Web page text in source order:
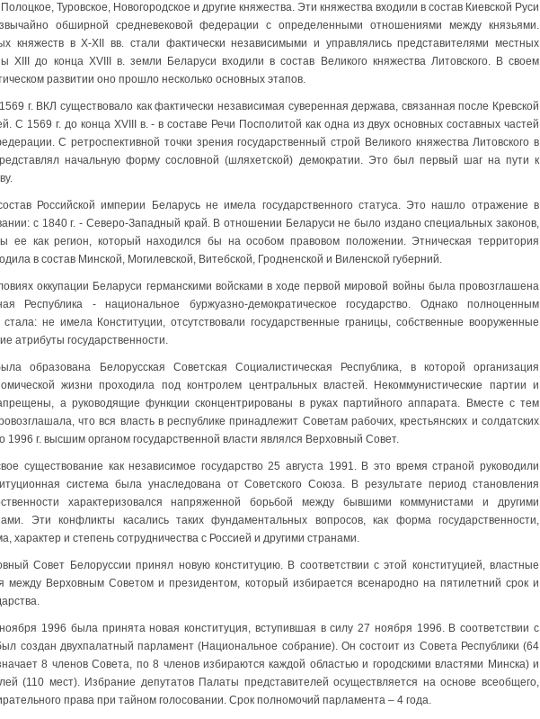
Туровское, Новогородское и другие княжества. Эти княжества входили в состав Киевской Руси
обширной средневековой федерации с определенными отношениями между князьями.
княжеств в Х-ХІІ вв. стали фактически независимыми и управлялись представителями местных
ХІІІ до конца ХVІІІ в. земли Беларуси входили в состав Великого княжества Литовского. В своем
развитии оно прошло несколько основных этапов.
г. ВКЛ существовало как фактически независимая суверенная держава, связанная после Кревской
С 1569 г. до конца ХVІІІ в. - в составе Речи Посполитой как одна из двух основных составных частей
С ретроспективной точки зрения государственный строй Великого княжества Литовского в
представлял начальную форму сословной (шляхетской) демократии. Это был первый шаг на пути к
Российской империи Беларусь не имела государственного статуса. Это нашло отражение в
с 1840 г. - Северо-Западный край. В отношении Беларуси не было издано специальных законов,
ее как регион, который находился бы на особом правовом положении. Этническая территория
в состав Минской, Могилевской, Витебской, Гродненской и Виленской губерний.
оккупации Беларуси германскими войсками в ходе первой мировой войны была провозглашена
Республика - национальное буржуазно-демократическое государство. Однако полноценным
не имела Конституции, отсутствовали государственные границы, собственные вооруженные
атрибуты государственности.
образована Белорусская Советская Социалистическая Республика, в которой организация
жизни проходила под контролем центральных властей. Некоммунистические партии и
а руководящие функции сконцентрированы в руках партийного аппарата. Вместе с тем
что вся власть в республике принадлежит Советам рабочих, крестьянских и солдатских
1996 г. высшим органом государственной власти являлся Верховный Совет.
существование как независимое государство 25 августа 1991. В это время страной руководили
система была унаследована от Советского Союза. В результате период становления
характеризовался напряженной борьбой между бывшими коммунистами и другими
Эти конфликты касались таких фундаментальных вопросов, как форма государственности,
характер и степень сотрудничества с Россией и другими странами.
Совет Белоруссии принял новую конституцию. В соответствии с этой конституцией, властные
между Верховным Советом и президентом, который избирается всенародно на пятилетний срок и
1996 была принята новая конституция, вступившая в силу 27 ноября 1996. В соответствии с
создан двухпалатный парламент (Национальное собрание). Он состоит из Совета Республики (64
8 членов Совета, по 8 членов избираются каждой областью и городскими властями Минска) и
(110 мест). Избрание депутатов Палаты представителей осуществляется на основе всеобщего,
права при тайном голосовании. Срок полномочий парламента – 4 года.